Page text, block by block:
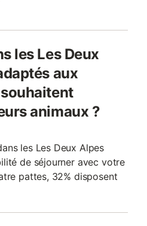
les Les Deux
aux
animaux ?
les Les Deux Alpes
de séjourner avec votre
pattes, 32% disposent